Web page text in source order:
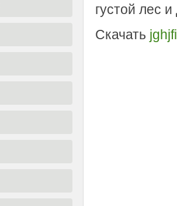
густой лес
Скачать